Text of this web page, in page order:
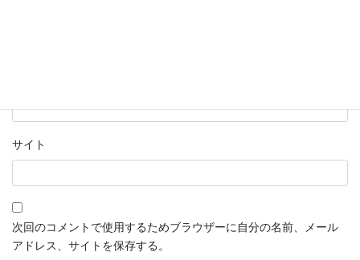
サイト
次回のコメントで使用するためブラウザーに自分の名前、メール
アドレス、サイトを保存する。